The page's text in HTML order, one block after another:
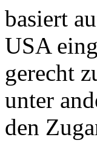
basiert
USA
gerecht
unter
den